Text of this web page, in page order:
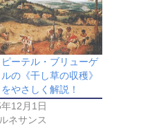
ピーテル・ブリューゲ
ルの《干し草の収穫》
をやさしく解説！
12月1日
ネサンス